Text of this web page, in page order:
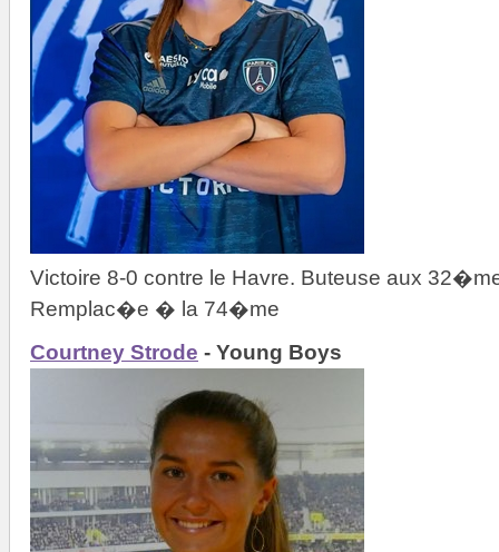
Victoire 8-0 contre le Havre. Buteuse aux
Remplac�e � la 74�me
Courtney Strode - Young Boys